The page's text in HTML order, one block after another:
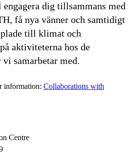
dig tillsammans med
få nya vänner och samtidigt
till klimat och
aktiviteterna hos de
samarbetar med.
information: Collaborations with
Centre